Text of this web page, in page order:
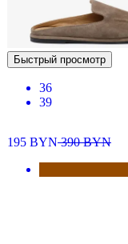
Быстрый просмотр
36
39
195 BYN390BYN